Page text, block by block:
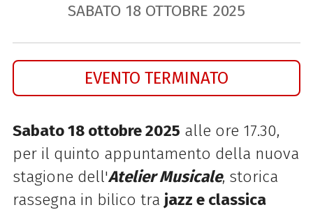
SABATO 18 OTTOBRE 2025
EVENTO TERMINATO
Sabato 18 ottobre 2025 alle ore 17.30,
per il quinto appuntamento della nuova
stagione dell'Atelier Musicale, storica
rassegna in bilico tra jazz e classica